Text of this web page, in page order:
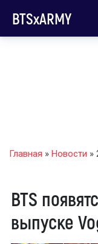
BTSxARMY
Главная » Новости »
BTS
выпуске